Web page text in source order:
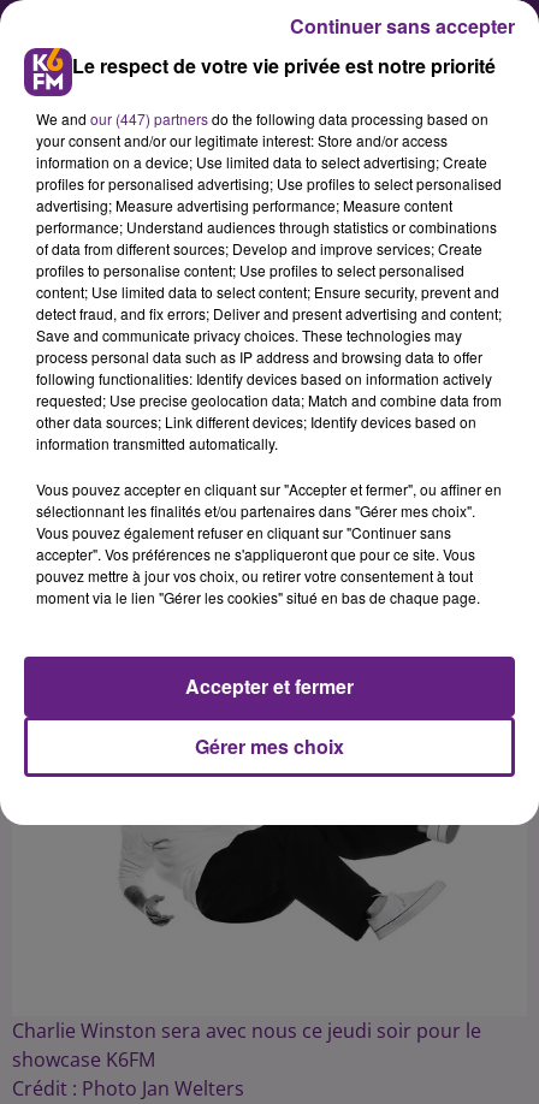
Showcase K6FM : interview avec
Charlie Winston
Le tant attendu showcase K6FM a
lieu ce jeudi soir dans les jardins du
conseil départemental, à Dijon. En
tête d’affiche, il y a Charlie Winston
venue en Côte d’Or.
Publié : 24 août 2023 à 6h30 par Fabrice Aubry
Charlie Winston sera avec nous ce jeudi soir pour le
showcase K6FM
Crédit : Photo Jan Welters
Le respect de votre vie privée est notre priorité
We and our (447) partnersdo the following data processing based on
your consent and/or our legitimate interest: Store and/or access
information on a device; Use limited data to select advertising; Create
profiles for personalised advertising; Use profiles to select personalised
advertising; Measure advertising performance; Measure content
performance; Understand audiences through statistics or combinations
of data from different sources; Develop and improve services; Create
profiles to personalise content; Use profiles to select personalised
content; Use limited data to select content; Ensure security, prevent and
detect fraud, and fix errors; Deliver and present advertising and content;
Save and communicate privacy choices. These technologies may
process personal data such as IP address and browsing data to offer
following functionalities: Identify devices based on information actively
requested; Use precise geolocation data; Match and combine data from
other data sources; Link different devices; Identify devices based on
information transmitted automatically.
Vous pouvez accepter en cliquant sur "Accepter et fermer", ou affiner en
sélectionnant les finalités et/ou partenaires dans "Gérer mes choix".
Vous pouvez également refuser en cliquant sur "Continuer sans
accepter". Vos préférences ne s'appliqueront que pour ce site. Vous
pouvez mettre à jour vos choix, ou retirer votre consentement à tout
moment via le lien "Gérer les cookies" situé en bas de chaque page.
Gérer mes choix
Accepter et fermer
Continuer sans accepter